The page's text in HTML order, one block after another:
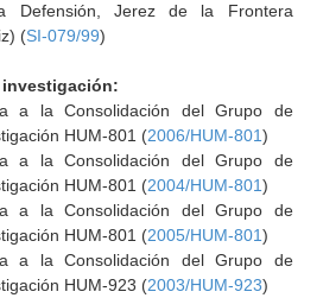
Defensión, Jerez de la Frontera
(SI-079/99)
investigación:
a la Consolidación del Grupo de
HUM-801 (2006/HUM-801)
a la Consolidación del Grupo de
HUM-801 (2004/HUM-801)
a la Consolidación del Grupo de
HUM-801 (2005/HUM-801)
a la Consolidación del Grupo de
HUM-923 (2003/HUM-923)